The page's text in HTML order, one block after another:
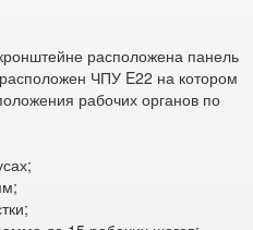
расположена панель
ЧПУ E22 на котором
рабочих органов по